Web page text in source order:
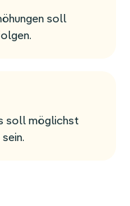
soll
soll möglichst